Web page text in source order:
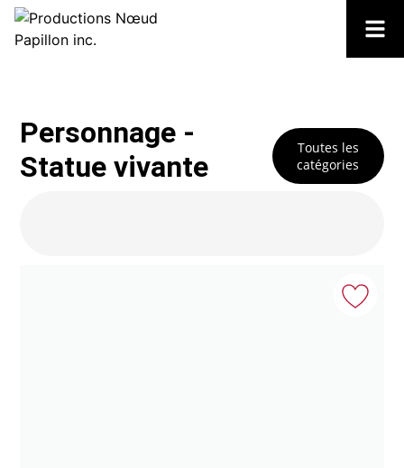
Personnage -
Statue vivante
Toutes les
catégories